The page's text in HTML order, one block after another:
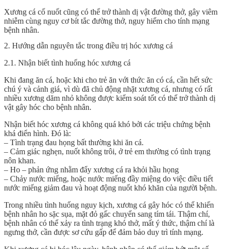
Xương cá cố nuốt cũng có thể trở thành dị vật đường thở, gây viêm
nhiễm cùng nguy cơ bít tắc đường thở, nguy hiểm cho tính mạng
bệnh nhân.
2. Hướng dẫn nguyên tắc trong điều trị hóc xương cá
2.1. Nhận biết tình huống hóc xương cá
Khi đang ăn cá, hoặc khi cho trẻ ăn với thức ăn có cá, cần hết sức
chú ý và cảnh giá, vì dù đã chủ động nhặt xương cá, nhưng có rất
nhiều xương dăm nhỏ không được kiểm soát tốt có thể trở thành dị
vật gây hóc cho bệnh nhân.
Nhận biết hóc xương cá không quá khó bởi các triệu chứng bệnh
khá điển hình. Đó là:
– Tình trạng đau họng bất thường khi ăn cá.
– Cảm giác nghẹn, nuốt không trôi, ở trẻ em thường có tình trạng
nôn khan.
– Ho – phản ứng nhằm đẩy xương cá ra khỏi hầu họng
– Chảy nước miếng, hoặc nước miếng đầy miệng do việc điều tiết
nước miếng giảm đau và hoạt động nuốt khó khăn của người bệnh.
Trong nhiều tình huống nguy kịch, xương cá gây hóc có thể khiến
bệnh nhân ho sặc sụa, mặt đỏ gấc chuyển sang tím tái. Thậm chí,
bệnh nhân có thể xảy ra tình trạng khó thở, mất ý thức, thậm chí là
ngưng thở, cần được sơ cứu gấp để đảm bảo duy trì tính mạng.